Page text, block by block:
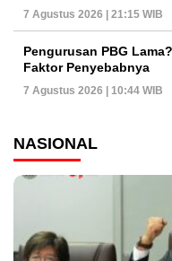
7 Agustus 2026 | 21:15 WIB
Pengurusan PBG
Faktor Penyebabnya
7 Agustus 2026 | 10:44 WIB
NASIONAL